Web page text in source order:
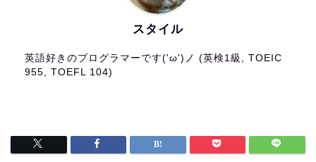
スタイル
英語好きのプログラマーです('ω')ノ (英検1級, TOEIC
955, TOEFL 104)